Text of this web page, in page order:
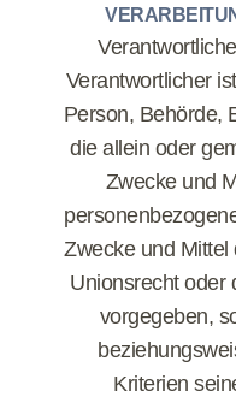
Verantwortlicher
Person, Behörde,
die allein oder
Zwecke und
Zwecke und Mittel
Unionsrecht oder
vorgegeben,
Kriterien